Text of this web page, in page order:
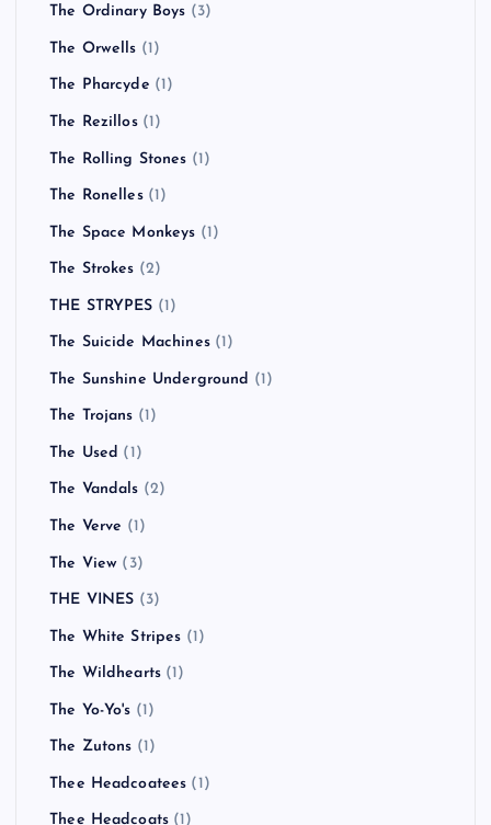
The Ordinary Boys (3)
The Orwells (1)
The Pharcyde (1)
The Rezillos(1)
The Rolling Stones (1)
The Ronelles(1)
The Space Monkeys (1)
The Strokes (2)
THE STRYPES (1)
The Suicide Machines(1)
The Sunshine Underground (1)
The Trojans (1)
The Used (1)
The Vandals (2)
The Verve (1)
The View (3)
THE VINES (3)
The White Stripes (1)
The Wildhearts (1)
The Yo-Yo's (1)
The Zutons (1)
Thee Headcoatees (1)
Thee Headcoats (1)